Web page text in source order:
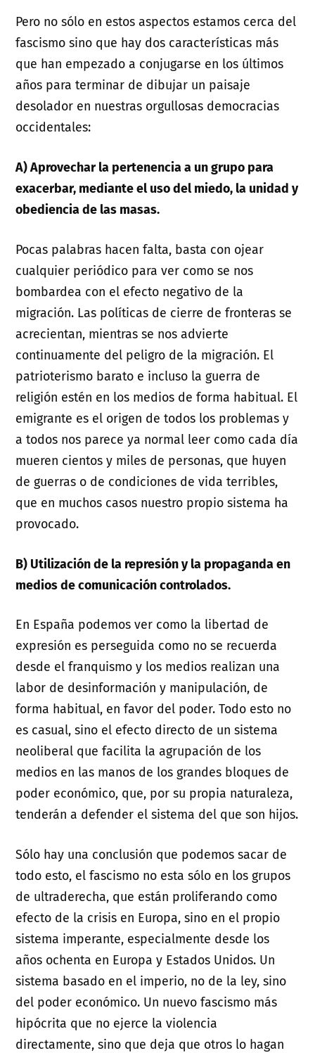
Pero no sólo en estos aspectos estamos cerca del
fascismo sino que hay dos características más
que han empezado a conjugarse en los últimos
años para terminar de dibujar un paisaje
desolador en nuestras orgullosas democracias
occidentales:
A) Aprovechar la pertenencia a un grupo para
exacerbar, mediante el uso del miedo, la unidad y
obediencia de las masas.
Pocas palabras hacen falta, basta con ojear
cualquier periódico para ver como se nos
bombardea con el efecto negativo de la
migración. Las políticas de cierre de fronteras se
acrecientan, mientras se nos advierte
continuamente del peligro de la migración. El
patrioterismo barato e incluso la guerra de
religión estén en los medios de forma habitual. El
emigrante es el origen de todos los problemas y
a todos nos parece ya normal leer como cada día
mueren cientos y miles de personas, que huyen
de guerras o de condiciones de vida terribles,
que en muchos casos nuestro propio sistema ha
provocado.
B) Utilización de la represión y la propaganda en
medios de comunicación controlados.
En España podemos ver como la libertad de
expresión es perseguida como no se recuerda
desde el franquismo y los medios realizan una
labor de desinformación y manipulación, de
forma habitual, en favor del poder. Todo esto no
es casual, sino el efecto directo de un sistema
neoliberal que facilita la agrupación de los
medios en las manos de los grandes bloques de
poder económico, que, por su propia naturaleza,
tenderán a defender el sistema del que son hijos.
Sólo hay una conclusión que podemos sacar de
todo esto, el fascismo no esta sólo en los grupos
de ultraderecha, que están proliferando como
efecto de la crisis en Europa, sino en el propio
sistema imperante, especialmente desde los
años ochenta en Europa y Estados Unidos. Un
sistema basado en el imperio, no de la ley, sino
del poder económico. Un nuevo fascismo más
hipócrita que no ejerce la violencia
directamente, sino que deja que otros lo hagan